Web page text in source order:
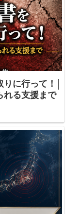
に行って！│
れる支援まで